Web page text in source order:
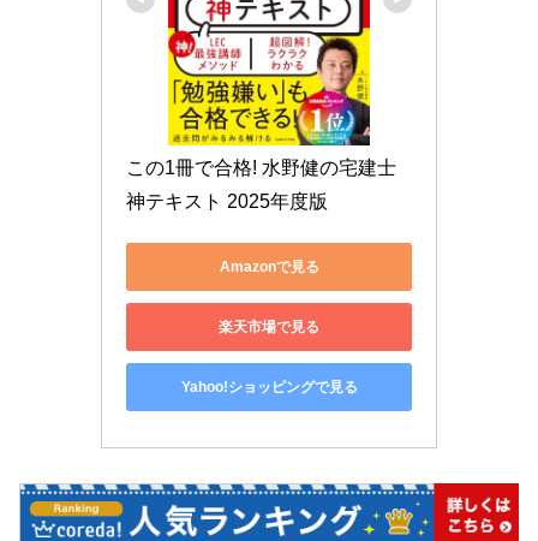
この1冊で合格! 水野健の宅建士
神テキスト 2025年度版
Amazonで見る
楽天市場で見る
Yahoo!ショッピングで見る